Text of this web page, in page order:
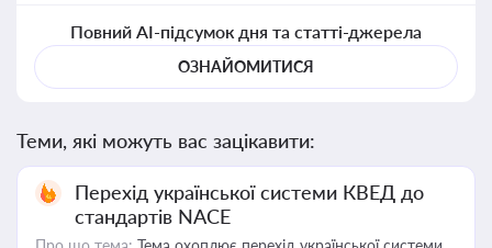
Повний AI-підсумок дня та статті-джерела
ОЗНАЙОМИТИСЯ
Теми, які можуть вас зацікавити:
Перехід української системи КВЕД до
стандартів NACE